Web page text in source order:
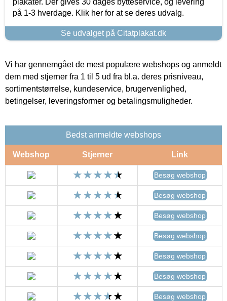
på 1-3 hverdage. Klik her for at se deres udvalg.
Se udvalget på Citatplakat.dk
Vi har gennemgået de mest populære webshops og anmeldt
dem med stjerner fra 1 til 5 ud fra bl.a. deres prisniveau,
sortimentstørrelse, kundeservice, brugervenlighed,
betingelser, leveringsformer og betalingsmuligheder.
Bedst anmeldte webshops
Webshop Stjerner Link
Besøg webshop
Besøg webshop
Besøg webshop
Besøg webshop
Besøg webshop
Besøg webshop
Besøg webshop